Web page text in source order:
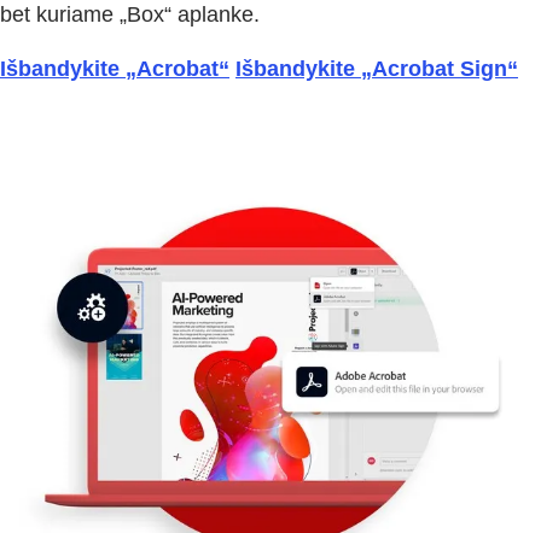
bet kuriame „Box“ aplanke.
Išbandykite „Acrobat“ Išbandykite „Acrobat Sign“